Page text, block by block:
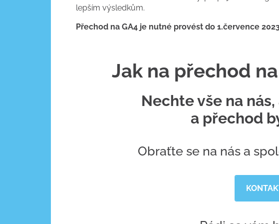
lepším výsledkům.
Přechod na GA4 je nutné provést do 1.července
Jak na přechod
Nechte vše na
a přechod
Obraťte se na nás a